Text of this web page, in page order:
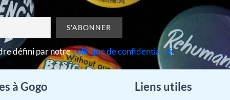
défini par notrepolitique de confidentialité.
à Gogo Liens utiles